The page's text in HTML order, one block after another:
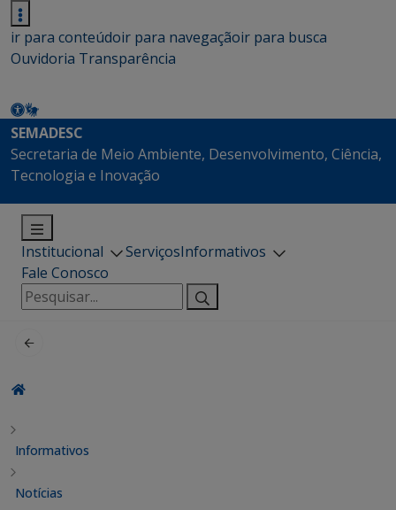
ir para conteúdoir para navegaçãoir para busca
Ouvidoria Transparência
SEMADESC
Secretaria de Meio Ambiente, Desenvolvimento, Ciência,
Tecnologia e Inovação
Institucional ServiçosInformativos
Fale Conosco
Pesquisar
por:
Informativos
Notícias